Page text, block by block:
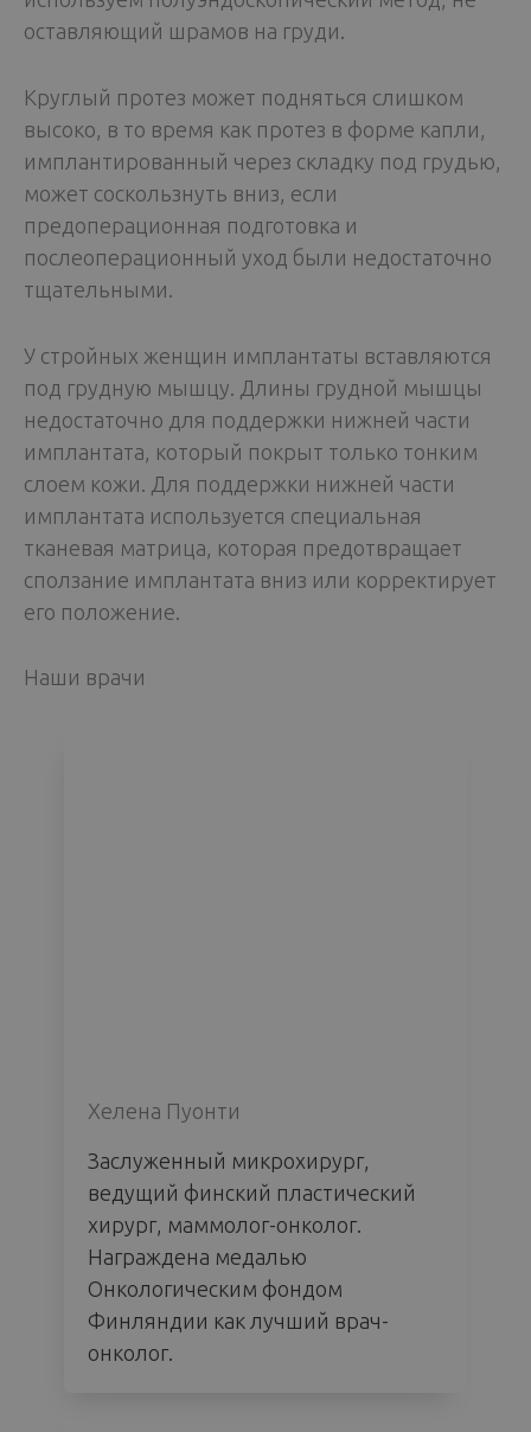
оставляющий шрамов на груди.
Круглый протез может подняться слишком
высоко, в то время как протез в форме капли,
имплантированный через складку под грудью,
может соскользнуть вниз, если
предоперационная подготовка и
послеоперационный уход были недостаточно
тщательными.
У стройных женщин имплантаты вставляются
под грудную мышцу. Длины грудной мышцы
недостаточно для поддержки нижней части
имплантата, который покрыт только тонким
слоем кожи. Для поддержки нижней части
имплантата используется специальная
тканевая матрица, которая предотвращает
сползание имплантата вниз или корректирует
его положение.
Наши врачи
Хелена Пуонти
Заслуженный микрохирург,
ведущий финский пластический
хирург, маммолог-онколог.
Награждена медалью
Онкологическим фондом
Финляндии как лучший врач-
онколог.